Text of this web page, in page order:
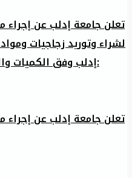
تعلن جامعة إدلب عن إجراء
لشراء وتوريد زجاجيات
إدلب وفق الكميات والمواصفات المحددة أدناه:
تعلن جامعة إدلب عن إجراء